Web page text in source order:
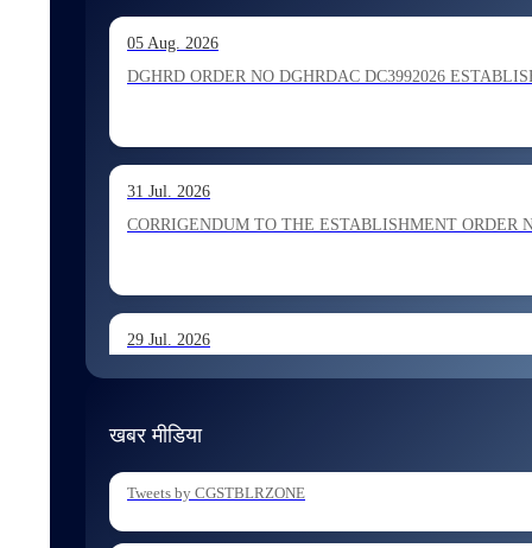
13 Jul. 2026
Allocation of Inspector recommended for appointment by
13 Jul. 2026
Allocation of Executive Assistant recommended for
05 Aug. 2026
DGHRD ORDER NO DGHRDAC DC3992026
31 Jul. 2026
CORRIGENDUM TO THE ESTABLISHMENT ORDER
29 Jul. 2026
29 Jul. 2026
खबर मीडिया
Tweets by CGSTBLRZONE